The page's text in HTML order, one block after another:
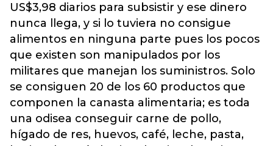
US$3,98 diarios para subsistir y ese dinero
nunca llega, y si lo tuviera no consigue
alimentos en ninguna parte pues los pocos
que existen son manipulados por los
militares que manejan los suministros. Solo
se consiguen 20 de los 60 productos que
componen la canasta alimentaria; es toda
una odisea conseguir carne de pollo,
hígado de res, huevos, café, leche, pasta,